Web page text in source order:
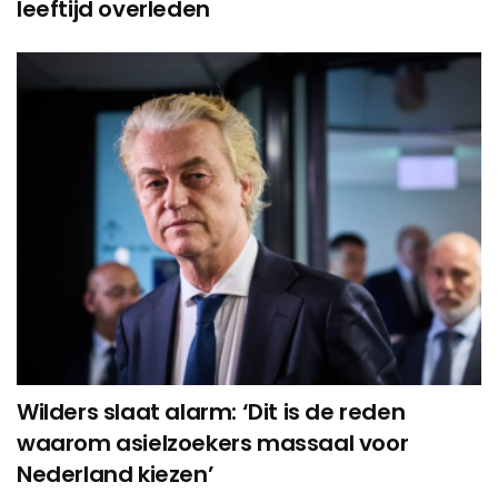
leeftijd overleden
Wilders slaat alarm: ‘Dit is de reden
waarom asielzoekers massaal voor
Nederland kiezen’